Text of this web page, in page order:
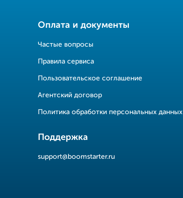
Оплата и документы
Частые вопросы
Правила сервиса
Пользовательское соглашение
Агентский договор
Политика обработки персональных данных
Поддержка
support@boomstarter.ru